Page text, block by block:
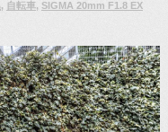
, 自転車, SIGMA 20mm F1.8 EX